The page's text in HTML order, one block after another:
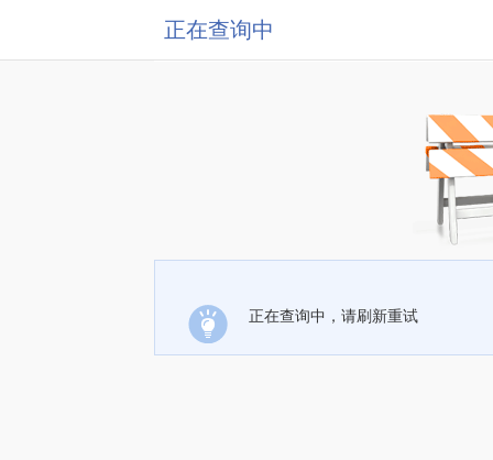
正在查询中
正在查询中，请刷新重试